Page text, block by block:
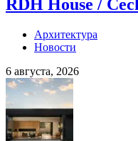
RDH House /
Архитектура
Новости
6 августа, 2026